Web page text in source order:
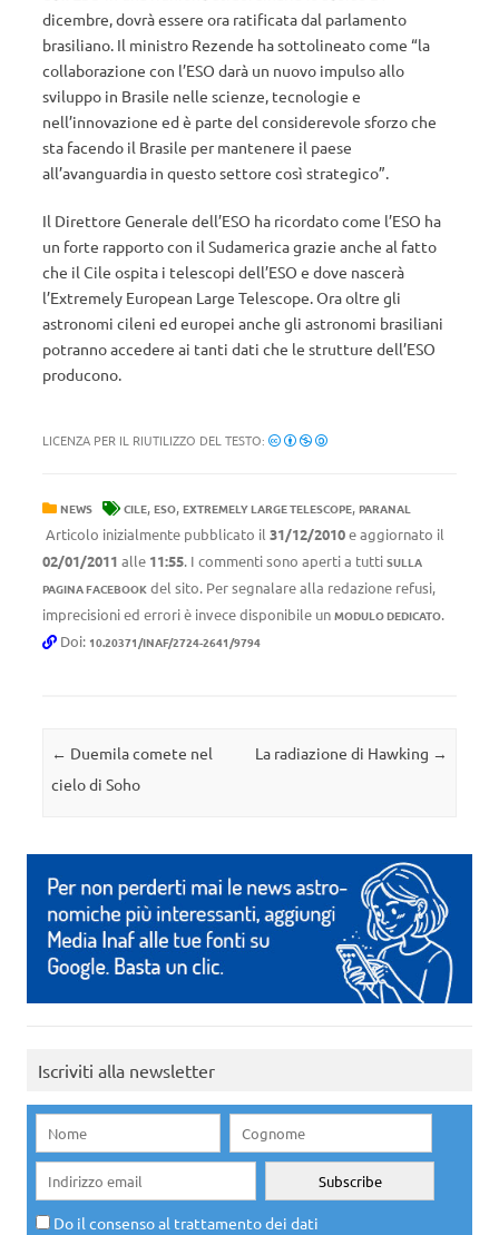
dicembre, dovrà essere ora ratificata dal parlamento
brasiliano. Il ministro Rezende ha sottolineato come “la
collaborazione con l’ESO darà un nuovo impulso allo
sviluppo in Brasile nelle scienze, tecnologie e
nell’innovazione ed è parte del considerevole sforzo che
sta facendo il Brasile per mantenere il paese
all’avanguardia in questo settore così strategico”.
Il Direttore Generale dell’ESO ha ricordato come l’ESO ha
un forte rapporto con il Sudamerica grazie anche al fatto
che il Cile ospita i telescopi dell’ESO e dove nascerà
l’Extremely European Large Telescope. Ora oltre gli
astronomi cileni ed europei anche gli astronomi brasiliani
potranno accedere ai tanti dati che le strutture dell’ESO
producono.
LICENZA PER IL RIUTILIZZO DEL TESTO:
NEWS CILE, ESO, EXTREMELY LARGE TELESCOPE, PARANAL
Articolo inizialmente pubblicato il 31/12/2010e aggiornato il
02/01/2011 alle 11:55. I commenti sono aperti a tutti SULLA
PAGINA FACEBOOK del sito. Per segnalare alla redazione refusi,
imprecisioni ed errori è invece disponibile un MODULO DEDICATO.
Doi: 10.20371/INAF/2724-2641/9794
Navigazione articolo
← Duemila comete nel
cielo di Soho
La radiazione di Hawking →
Iscriviti alla newsletter
Do il consenso al trattamento dei dati